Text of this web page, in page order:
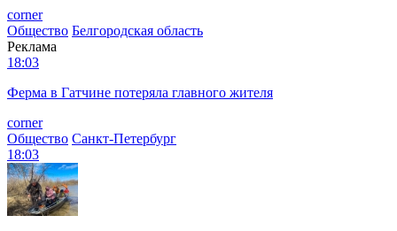
corner
Общество Белгородская область
Реклама
18:03
Ферма в Гатчине потеряла главного жителя
corner
Общество Санкт-Петербург
18:03